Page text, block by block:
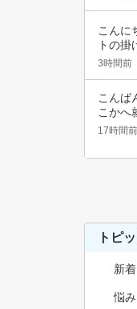
こんに
トの掛
と思い
3時間前
こんば
こかへ
職種で
17時間前
トピ
新着
悩み